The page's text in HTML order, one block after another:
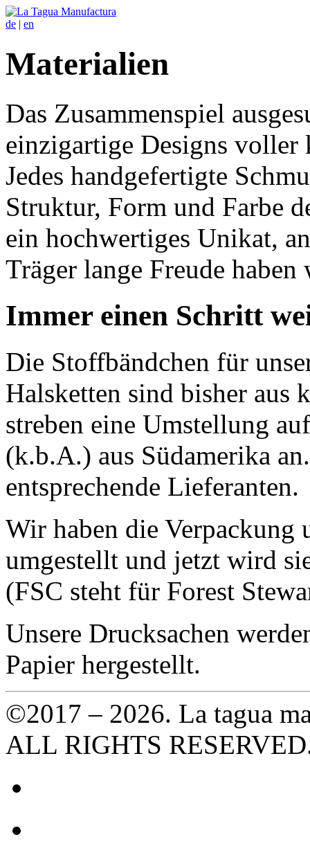
de | en
Materialien
Das Zusammenspiel
einzigartige Designs voller
Jedes handgefertigte
Struktur, Form und Farbe
ein hochwertiges Unikat,
Träger lange Freude haben
Immer einen Schritt
Die Stoffbändchen für
Halsketten sind bisher
streben eine Umstellung
(k.b.A.) aus Südamerika
entsprechende Lieferanten.
Wir haben die Verpackung
umgestellt und jetzt wird
(FSC steht für Forest
Unsere Drucksachen
Papier hergestellt.
©2017 – 2026. La tagua
ALL RIGHTS